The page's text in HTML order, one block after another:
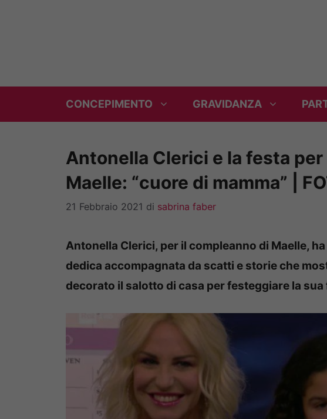
CONCEPIMENTO GRAVIDANZA
Antonella Clerici e la festa
Maelle: “cuore di mamma” |
21 Febbraio 2021 di sabrina faber
Antonella Clerici, per il compleanno di Maelle,
dedica accompagnata da scatti e storie che
decorato il salotto di casa per festeggiare la